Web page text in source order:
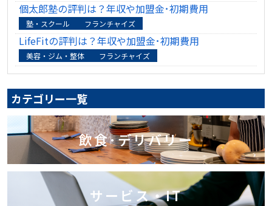
個太郎塾の評判は？年収や加盟金･初期費用
塾・スクール フランチャイズ
LifeFitの評判は？年収や加盟金･初期費用
美容・ジム・整体 フランチャイズ
カテゴリー一覧
飲食･デリバリー
サービス・IT